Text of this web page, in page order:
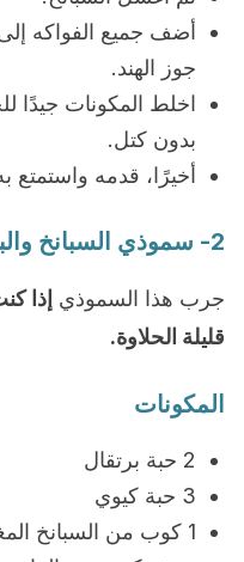
أضف جميع الفواكه
جوز الهند.
اخلط المكونات
بدون كتل.
أخيرًا، قدمه واستمتع
2- سموذي السبانخ والبرتقال والكيوي
جرب هذا السموذي إذا
قليلة الحلاوة.
المكونات
2 حبة برتقال
3 حبة كيوي
1 كوب من السبانخ المغسولة